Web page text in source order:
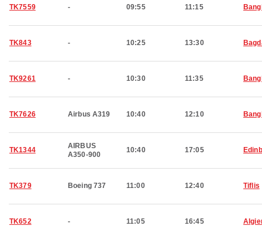
TK7559 - 09:55 11:15
TK843 - 10:25 13:30
TK9261 - 10:30 11:35
TK7626 Airbus A319 10:40 12:10
TK1344
AIRBUS
A350-900
10:40 17:05
TK379 Boeing 737 11:00 12:40 Tiflis
TK652 - 11:05 16:45